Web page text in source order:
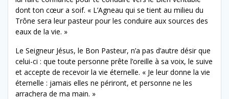
dont ton cœur a soif. « L’Agneau qui se tient au milieu du
Trône sera leur pasteur pour les conduire aux sources des
eaux de la vie. »
Le Seigneur Jésus, le Bon Pasteur, n’a pas d’autre désir que
celui-ci : que toute personne prête l’oreille à sa voix, le suive
et accepte de recevoir la vie éternelle. « Je leur donne la vie
éternelle : jamais elles ne périront, et personne ne les
arrachera de ma main. »